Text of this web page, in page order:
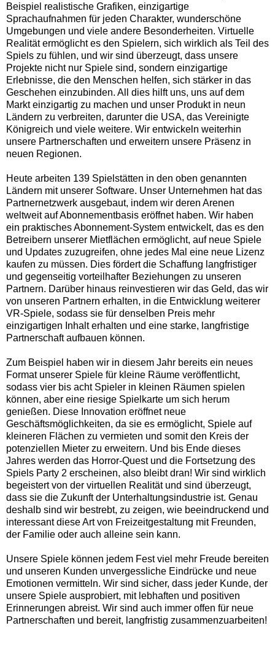
Beispiel realistische Grafiken, einzigartige
Sprachaufnahmen für jeden Charakter, wunderschöne
Umgebungen und viele andere Besonderheiten. Virtuelle
Realität ermöglicht es den Spielern, sich wirklich als Teil des
Spiels zu fühlen, und wir sind überzeugt, dass unsere
Projekte nicht nur Spiele sind, sondern einzigartige
Erlebnisse, die den Menschen helfen, sich stärker in das
Geschehen einzubinden. All dies hilft uns, uns auf dem
Markt einzigartig zu machen und unser Produkt in neun
Ländern zu verbreiten, darunter die USA, das Vereinigte
Königreich und viele weitere. Wir entwickeln weiterhin
unsere Partnerschaften und erweitern unsere Präsenz in
neuen Regionen.
Heute arbeiten 139 Spielstätten in den oben genannten
Ländern mit unserer Software. Unser Unternehmen hat das
Partnernetzwerk ausgebaut, indem wir deren Arenen
weltweit auf Abonnementbasis eröffnet haben. Wir haben
ein praktisches Abonnement-System entwickelt, das es den
Betreibern unserer Mietflächen ermöglicht, auf neue Spiele
und Updates zuzugreifen, ohne jedes Mal eine neue Lizenz
kaufen zu müssen. Dies fördert die Schaffung langfristiger
und gegenseitig vorteilhafter Beziehungen zu unseren
Partnern. Darüber hinaus reinvestieren wir das Geld, das wir
von unseren Partnern erhalten, in die Entwicklung weiterer
VR-Spiele, sodass sie für denselben Preis mehr
einzigartigen Inhalt erhalten und eine starke, langfristige
Partnerschaft aufbauen können.
Zum Beispiel haben wir in diesem Jahr bereits ein neues
Format unserer Spiele für kleine Räume veröffentlicht,
sodass vier bis acht Spieler in kleinen Räumen spielen
können, aber eine riesige Spielkarte um sich herum
genießen. Diese Innovation eröffnet neue
Geschäftsmöglichkeiten, da sie es ermöglicht, Spiele auf
kleineren Flächen zu vermieten und somit den Kreis der
potenziellen Mieter zu erweitern. Und bis Ende dieses
Jahres werden das Horror-Quest und die Fortsetzung des
Spiels Party 2 erscheinen, also bleibt dran! Wir sind wirklich
begeistert von der virtuellen Realität und sind überzeugt,
dass sie die Zukunft der Unterhaltungsindustrie ist. Genau
deshalb sind wir bestrebt, zu zeigen, wie beeindruckend und
interessant diese Art von Freizeitgestaltung mit Freunden,
der Familie oder auch alleine sein kann.
Unsere Spiele können jedem Fest viel mehr Freude bereiten
und unseren Kunden unvergessliche Eindrücke und neue
Emotionen vermitteln. Wir sind sicher, dass jeder Kunde, der
unsere Spiele ausprobiert, mit lebhaften und positiven
Erinnerungen abreist. Wir sind auch immer offen für neue
Partnerschaften und bereit, langfristig zusammenzuarbeiten!